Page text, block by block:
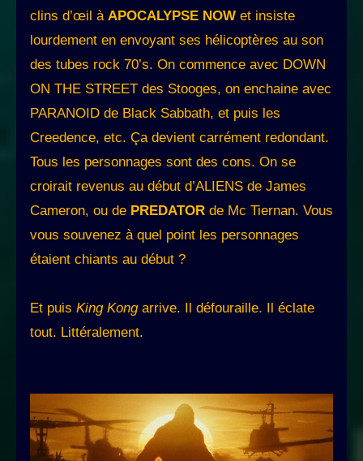
clins d’œil à APOCALYPSE NOW et insiste
lourdement en envoyant ses hélicoptères au son
des tubes rock 70’s. On commence avec DOWN
ON THE STREET des Stooges, on enchaine avec
PARANOID de Black Sabbath, et puis les
Creedence, etc. Ça devient carrément redondant.
Tous les personnages sont des cons. On se
croirait revenus au début d’ALIENS de James
Cameron, ou de PREDATOR de Mc Tiernan. Vous
vous souvenez à quel point les personnages
étaient chiants au début ?
Et puis King Kongarrive. Il défouraille. Il éclate
tout. Littéralement.